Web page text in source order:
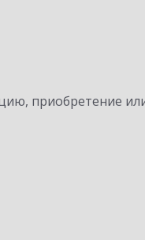
приобретение